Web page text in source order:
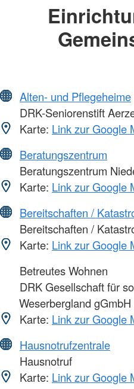
Alten- und Pflegeheime
DRK-Seniorenstift
Karte: Link zur Google
Beratungszentrum
Beratungszentrum
Karte: Link zur Google
Bereitschaften /
Bereitschaften /
Karte: Link zur Google
Betreutes Wohnen
DRK Gesellschaft für
Weserbergland gGmbH
Karte: Link zur Google
Hausnotrufzentrale
Hausnotruf
Karte: Link zur Google